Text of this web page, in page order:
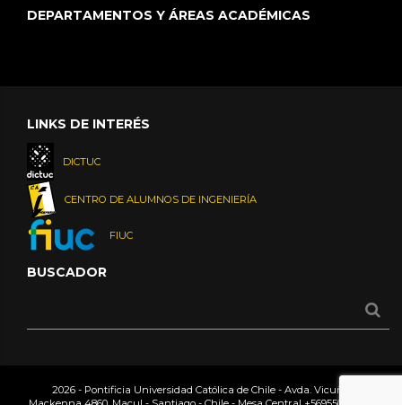
DEPARTAMENTOS Y ÁREAS ACADÉMICAS
LINKS DE INTERÉS
DICTUC
CENTRO DE ALUMNOS DE INGENIERÍA
FIUC
BUSCADOR
2026 - Pontificia Universidad Católica de Chile - Avda. Vicuña